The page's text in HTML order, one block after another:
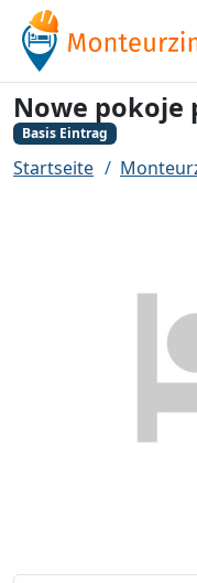
Nowe pokoje
Basis Eintrag
Startseite